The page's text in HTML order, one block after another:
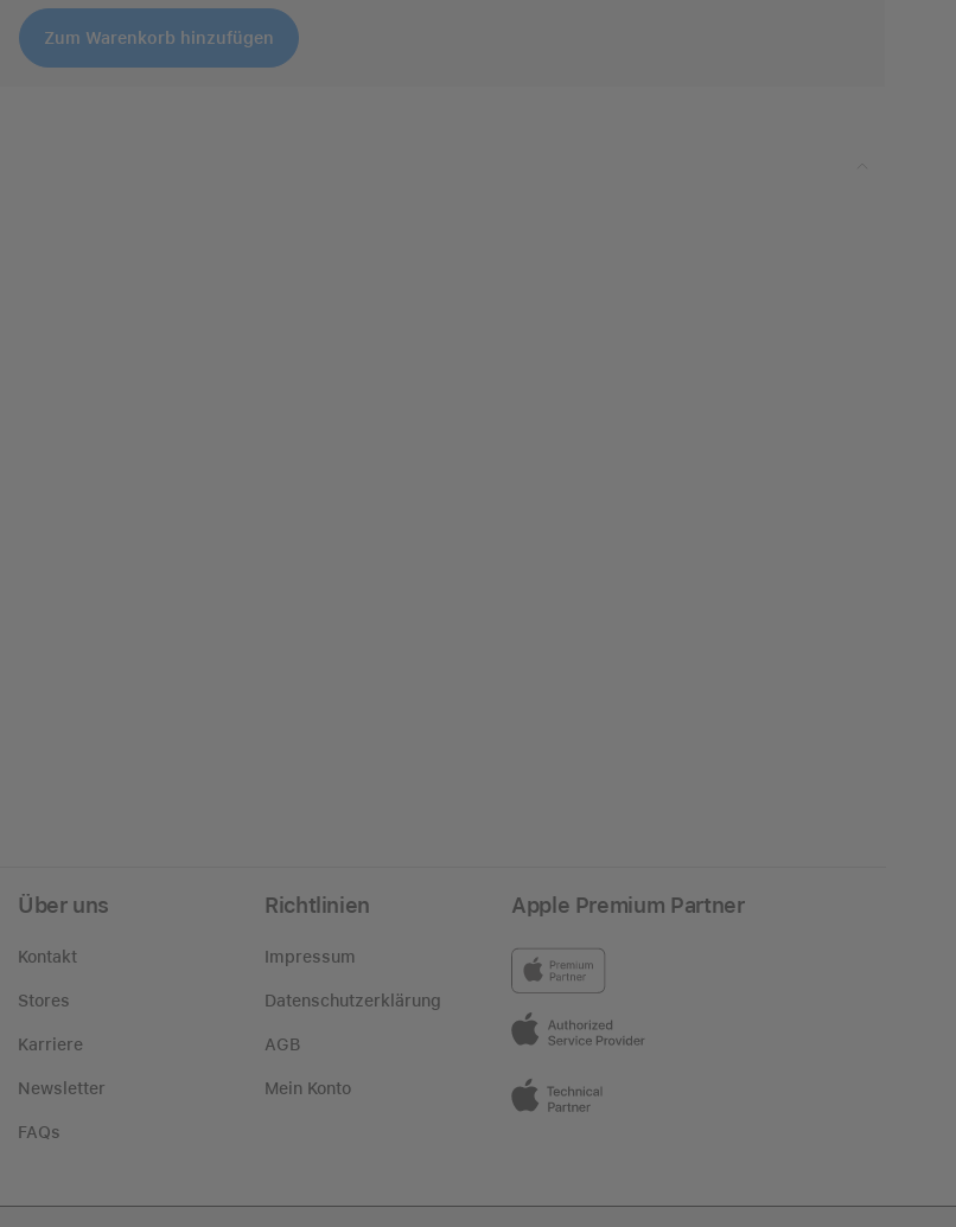
Zum Warenkorb hinzufügen
Über uns
Kontakt
Stores
Karriere
Newsletter
FAQs
Richtlinien
Impressum
Datenschutzerklärung
AGB
Mein Konto
Apple Premium Partner